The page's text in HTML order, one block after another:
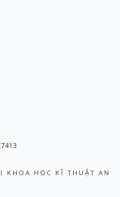
KHOA HỌC KĨ THUẬT AN